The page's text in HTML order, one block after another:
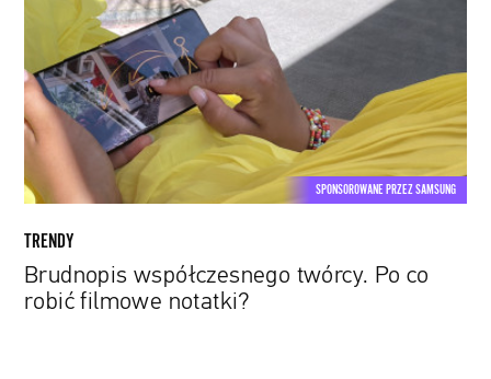
robić
filmowe
notatki?
SPONSOROWANE PRZEZ SAMSUNG
TRENDY
Brudnopis współczesnego twórcy. Po co
robić filmowe notatki?